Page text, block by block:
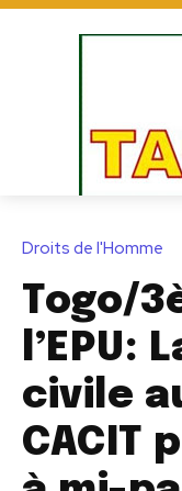
Droits de l'Homme
Togo/
l’EPU:
civile
CACIT